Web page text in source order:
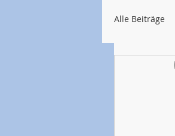
Alle Beiträge